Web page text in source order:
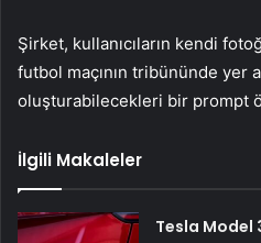
Şirket, kullanıcıların kendi
futbol maçının tribününde yer
oluşturabilecekleri bir prompt
İlgili Makaleler
Tesla Model